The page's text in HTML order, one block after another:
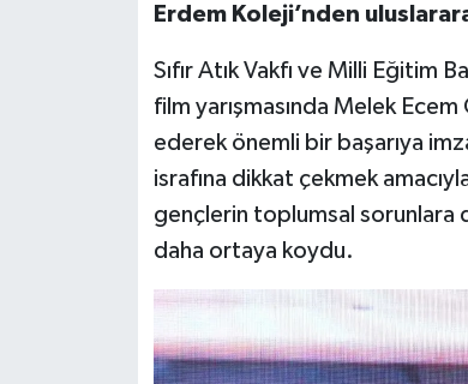
Erdem Koleji’nden
Sıfır Atık Vakfı ve Milli Eğitim
film yarışmasında Melek
ederek önemli bir başarıya
israfına dikkat çekmek
gençlerin toplumsal sorunlara
daha ortaya koydu.